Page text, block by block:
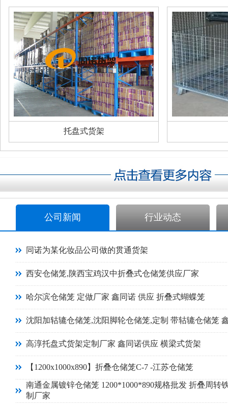
托盘式货架
公司新闻 行业动态
同诺为某化妆品公司做的贯通货架
西安仓储笼,陕西宝鸡汉中折叠式仓储笼供应厂家
哈尔滨仓储笼 定做厂家 鑫同诺 供应 折叠式蝴蝶笼
沈阳加轱辘仓储笼,沈阳脚轮仓储笼,定制 带轱辘仓储笼
高淳托盘式货架定制厂家 鑫同诺供应 横梁式货架
【1200x1000x890】折叠仓储笼C-7 -江苏仓储笼
南通金属镀锌仓储笼 1200*1000*890规格批发 折叠周转
制厂家